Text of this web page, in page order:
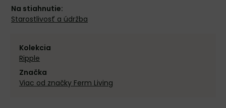
Na stiahnutie:
Starostlivosť a údržba
Kolekcia
Ripple
Značka
Viac od značky Ferm Living